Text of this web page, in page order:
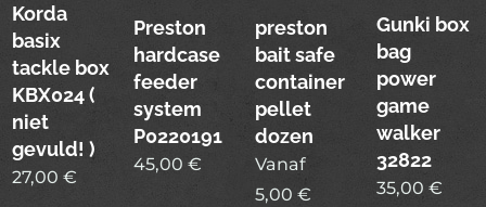
Korda
basix
tackle box
KBX024 (
niet
gevuld! )
27,00 €
Preston
hardcase
feeder
system
P0220191
45,00 €
preston
bait safe
container
pellet
dozen
Vanaf
5,00 €
Gunki box
bag
power
game
walker
32822
35,00 €